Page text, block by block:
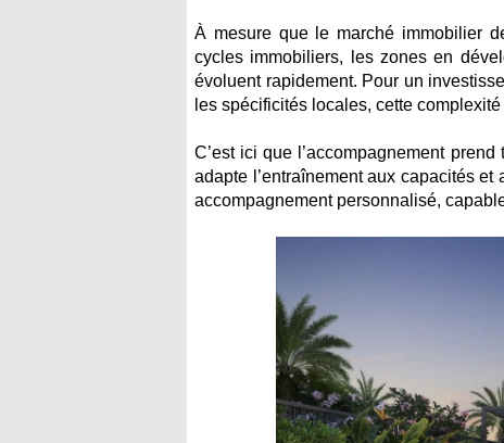
À mesure que le marché immobilier
cycles immobiliers, les zones en
évoluent rapidement. Pour un
les spécificités locales, cette
C’est ici que l’accompagnement
adapte l’entraînement aux capacités
accompagnement personnalisé,